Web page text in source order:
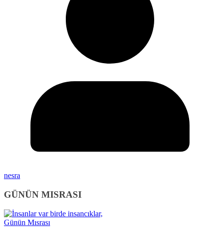
nesra
GÜNÜN MISRASI
Günün Mısrası